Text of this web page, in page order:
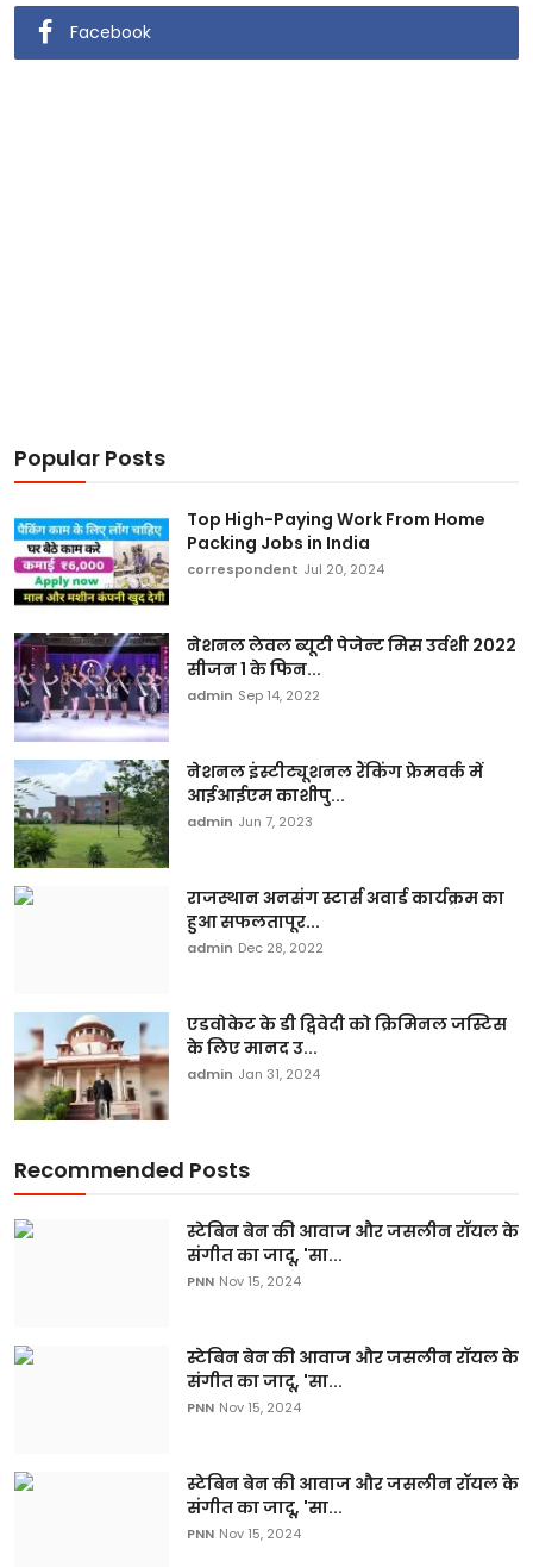
Facebook
Popular Posts
Top High-Paying Work From Home
Packing Jobs in India
correspondent Jul 20, 2024
नेशनल लेवल ब्यूटी पेजेन्ट मिस उर्वशी 2022
सीजन 1 के फिन...
admin Sep 14, 2022
नेशनल इंस्टीट्यूशनल रैंकिंग फ्रेमवर्क में
आईआईएम काशीपु...
admin Jun 7, 2023
राजस्थान अनसंग स्टार्स अवार्ड कार्यक्रम का
हुआ सफलतापूर...
admin Dec 28, 2022
एडवोकेट के डी द्विवेदी को क्रिमिनल जस्टिस
के लिए मानद उ...
admin Jan 31, 2024
Recommended Posts
स्टेबिन बेन की आवाज और जसलीन रॉयल के
संगीत का जादू, 'सा...
PNN Nov 15, 2024
स्टेबिन बेन की आवाज और जसलीन रॉयल के
संगीत का जादू, 'सा...
PNN Nov 15, 2024
स्टेबिन बेन की आवाज और जसलीन रॉयल के
संगीत का जादू, 'सा...
PNN Nov 15, 2024